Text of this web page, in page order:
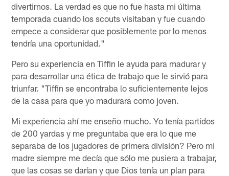
divertirnos. La verdad es que no fue hasta mi última
temporada cuando los scouts visitaban y fue cuando
empece a considerar que posiblemente por lo menos
tendría una oportunidad."
Pero su experiencia en Tiffin le ayuda para madurar y
para desarrollar una ética de trabajo que le sirvió para
triunfar. "Tiffin se encontraba lo suficientemente lejos
de la casa para que yo madurara como joven.
Mi experiencia ahí me enseño mucho. Yo tenía partidos
de 200 yardas y me preguntaba que era lo que me
separaba de los jugadores de primera división? Pero mi
madre siempre me decía que sólo me pusiera a trabajar,
que las cosas se darían y que Dios tenía un plan para